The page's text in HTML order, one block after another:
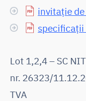
invitație
Lot 1,2,4 – SC
nr. 26323/
TVA